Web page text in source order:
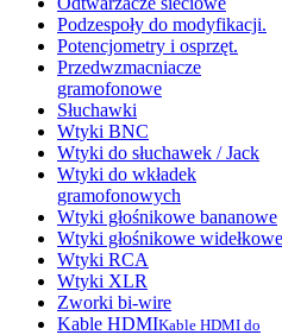
Podzespoły do modyfikacji.
Potencjometry i osprzęt.
Przedwzmacniacze
gramofonowe
Słuchawki
Wtyki BNC
Wtyki do słuchawek / Jack
Wtyki do wkładek
gramofonowych
Wtyki głośnikowe bananowe
Wtyki głośnikowe widełkowe
Wtyki RCA
Wtyki XLR
Zworki bi-wire
Kable HDMIKable HDMI do